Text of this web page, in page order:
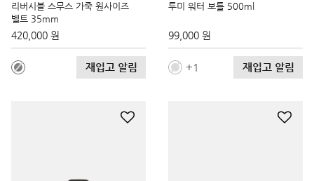
리버시블 스무스 가죽 원사이즈
벨트 35mm
420,000 원
재입고 알림
투미 워터 보틀 500ml
99,000 원
1 재입고 알림